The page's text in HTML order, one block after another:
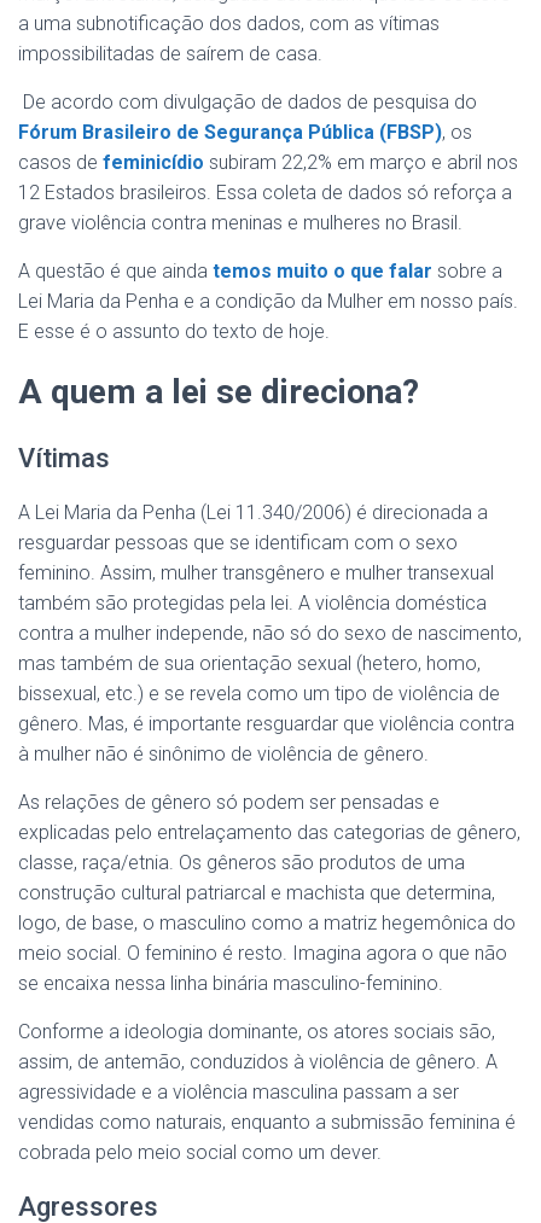
a uma subnotificação dos dados, com as vítimas
impossibilitadas de saírem de casa.
De acordo com divulgação de dados de pesquisa do
Fórum Brasileiro de Segurança Pública (FBSP), os
casos de feminicídio subiram 22,2% em março e abril nos
12 Estados brasileiros. Essa coleta de dados só reforça a
grave violência contra meninas e mulheres no Brasil.
A questão é que ainda temos muito o que falar sobre a
Lei Maria da Penha e a condição da Mulher em nosso país.
E esse é o assunto do texto de hoje.
A quem a lei se direciona?
Vítimas
A Lei Maria da Penha (Lei 11.340/2006) é direcionada a
resguardar pessoas que se identificam com o sexo
feminino. Assim, mulher transgênero e mulher transexual
também são protegidas pela lei. A violência doméstica
contra a mulher independe, não só do sexo de nascimento,
mas também de sua orientação sexual (hetero, homo,
bissexual, etc.) e se revela como um tipo de violência de
gênero. Mas, é importante resguardar que violência contra
à mulher não é sinônimo de violência de gênero.
As relações de gênero só podem ser pensadas e
explicadas pelo entrelaçamento das categorias de gênero,
classe, raça/etnia. Os gêneros são produtos de uma
construção cultural patriarcal e machista que determina,
logo, de base, o masculino como a matriz hegemônica do
meio social. O feminino é resto. Imagina agora o que não
se encaixa nessa linha binária masculino-feminino.
Conforme a ideologia dominante, os atores sociais são,
assim, de antemão, conduzidos à violência de gênero. A
agressividade e a violência masculina passam a ser
vendidas como naturais, enquanto a submissão feminina é
cobrada pelo meio social como um dever.
Agressores